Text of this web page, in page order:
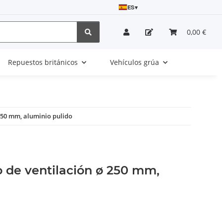
ES▾
0,00 €
Repuestos británicos Vehículos grúa
mm, aluminio pulido
de ventilación ø 250 mm,